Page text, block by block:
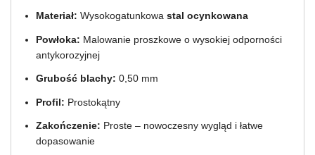
Materiał: Wysokogatunkowa stal ocynkowana
Powłoka: Malowanie proszkowe o wysokiej odporności
antykorozyjnej
Grubość blachy: 0,50 mm
Profil: Prostokątny
Zakończenie: Proste – nowoczesny wygląd i łatwe
dopasowanie